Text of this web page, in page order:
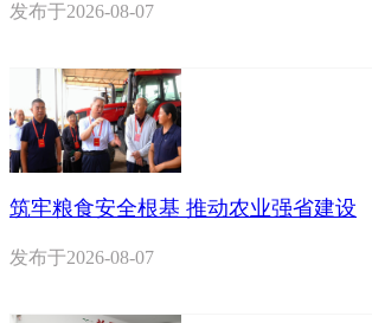
发布于2026-08-07
筑牢粮食安全根基 推动农业强省建设
发布于2026-08-07